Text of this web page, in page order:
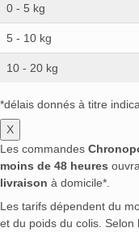
0 - 5 kg
5 - 10 kg
10 - 20 kg
*délais donnés à titre
X
Les commandes
moins de 48 heures
livraison à domicile*.
Les tarifs dépendent du
et du poids du colis. Selon